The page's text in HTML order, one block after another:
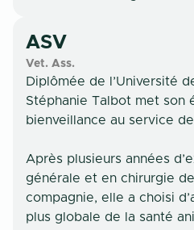
ASV
Vet. Ass.
Diplômée de l’Université
Stéphanie Talbot met son
bienveillance au service
Après plusieurs années
générale et en chirurgie
compagnie, elle a choisi
plus globale de la santé